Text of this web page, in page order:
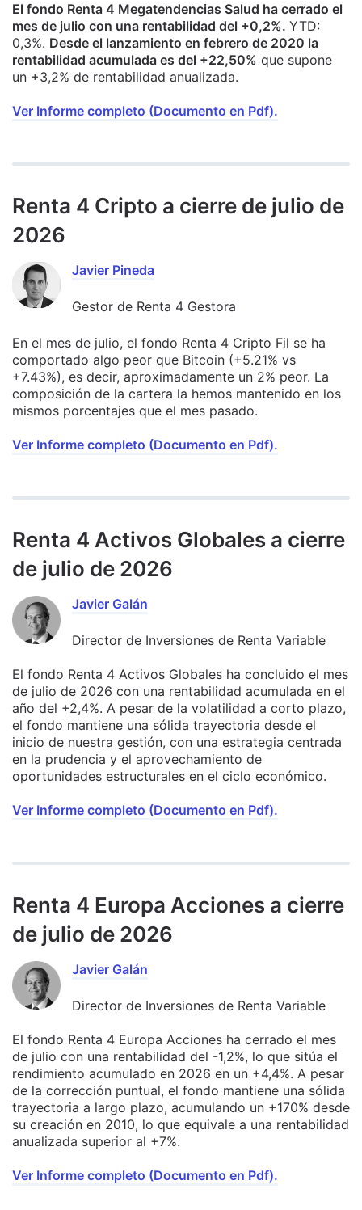
El fondo Renta 4 Megatendencias Salud ha cerrado el
mes de julio con una rentabilidad del +0,2%. YTD:
0,3%. Desde el lanzamiento en febrero de 2020 la
rentabilidad acumulada es del +22,50% que supone
un +3,2% de rentabilidad anualizada.
Ver Informe completo (Documento en Pdf).
Renta 4 Cripto a cierre de julio de
2026
Javier Pineda
Gestor de Renta 4 Gestora
En el mes de julio, el fondo Renta 4 Cripto Fil se ha
comportado algo peor que Bitcoin (+5.21% vs
+7.43%), es decir, aproximadamente un 2% peor. La
composición de la cartera la hemos mantenido en los
mismos porcentajes que el mes pasado.
Ver Informe completo (Documento en Pdf).
Renta 4 Activos Globales a cierre
de julio de 2026
Javier Galán
Director de Inversiones de Renta Variable
El fondo Renta 4 Activos Globales ha concluido el mes
de julio de 2026 con una rentabilidad acumulada en el
año del +2,4%. A pesar de la volatilidad a corto plazo,
el fondo mantiene una sólida trayectoria desde el
inicio de nuestra gestión, con una estrategia centrada
en la prudencia y el aprovechamiento de
oportunidades estructurales en el ciclo económico.
Ver Informe completo (Documento en Pdf).
Renta 4 Europa Acciones a cierre
de julio de 2026
Javier Galán
Director de Inversiones de Renta Variable
El fondo Renta 4 Europa Acciones ha cerrado el mes
de julio con una rentabilidad del -1,2%, lo que sitúa el
rendimiento acumulado en 2026 en un +4,4%. A pesar
de la corrección puntual, el fondo mantiene una sólida
trayectoria a largo plazo, acumulando un +170% desde
su creación en 2010, lo que equivale a una rentabilidad
anualizada superior al +7%.
Ver Informe completo (Documento en Pdf).